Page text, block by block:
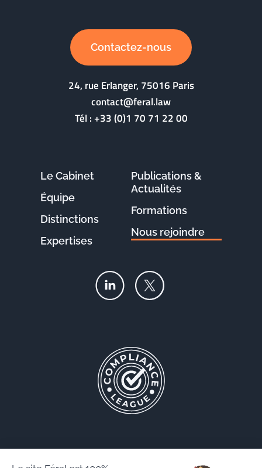
Contactez-nous
24, rue Erlanger, 75016 Paris
contact@feral.law
Tél :+33 (0)1 70 71 22 00
Le Cabinet
Équipe
Distinctions
Expertises
Publications &
Actualités
Formations
Nous rejoindre